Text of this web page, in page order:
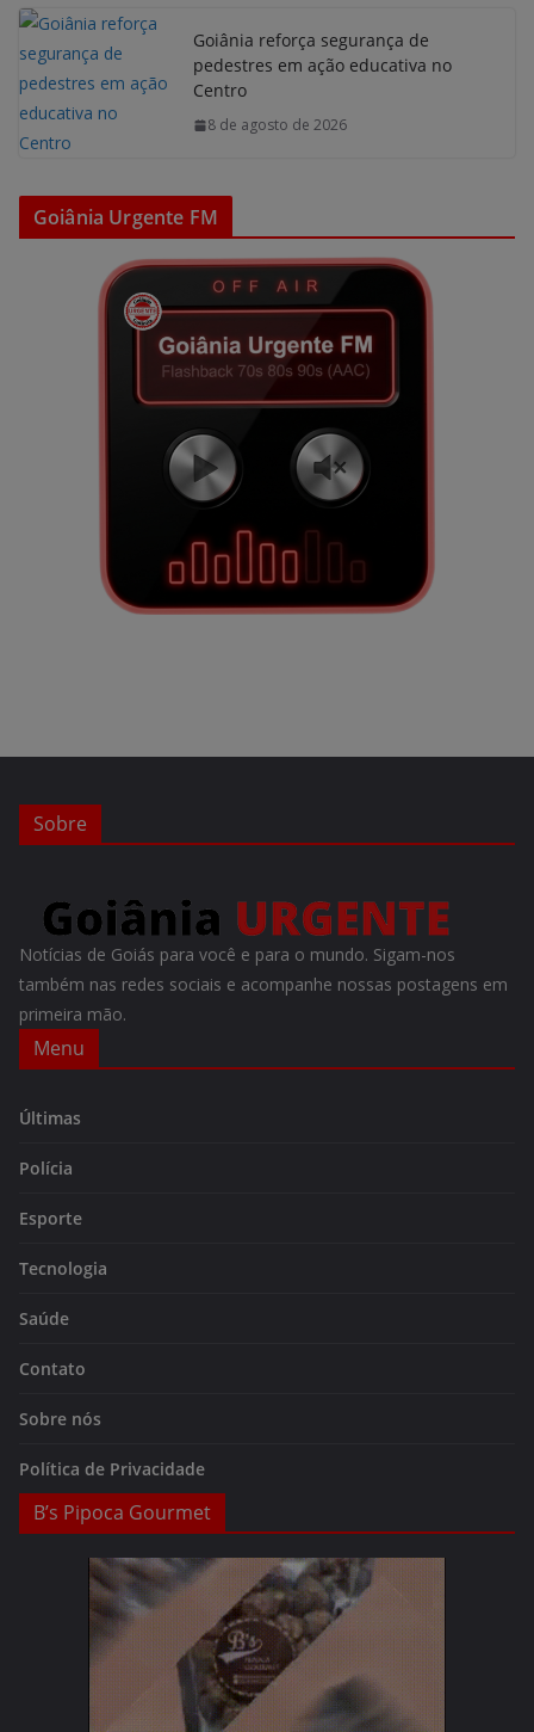
Goiânia reforça segurança de
pedestres em ação educativa no
Centro
8 de agosto de 2026
Goiânia Urgente FM
Sobre
Notícias de Goiás para você e para o mundo. Sigam-nos
também nas redes sociais e acompanhe nossas postagens em
primeira mão.
Menu
Últimas
Polícia
Esporte
Tecnologia
Saúde
Contato
Sobre nós
Política de Privacidade
B’s Pipoca Gourmet